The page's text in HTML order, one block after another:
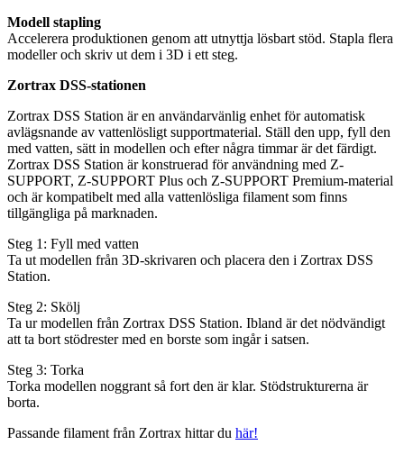
Modell stapling
Accelerera produktionen genom att utnyttja lösbart stöd. Stapla flera
modeller och skriv ut dem i 3D i ett steg.
Zortrax DSS-stationen
Zortrax DSS Station är en användarvänlig enhet för automatisk
avlägsnande av vattenlösligt supportmaterial. Ställ den upp, fyll den
med vatten, sätt in modellen och efter några timmar är det färdigt.
Zortrax DSS Station är konstruerad för användning med Z-
SUPPORT, Z-SUPPORT Plus och Z-SUPPORT Premium-material
och är kompatibelt med alla vattenlösliga filament som finns
tillgängliga på marknaden.
Steg 1: Fyll med vatten
Ta ut modellen från 3D-skrivaren och placera den i Zortrax DSS
Station.
Steg 2: Skölj
Ta ur modellen från Zortrax DSS Station. Ibland är det nödvändigt
att ta bort stödrester med en borste som ingår i satsen.
Steg 3: Torka
Torka modellen noggrant så fort den är klar. Stödstrukturerna är
borta.
Passande filament från Zortrax hittar du här!